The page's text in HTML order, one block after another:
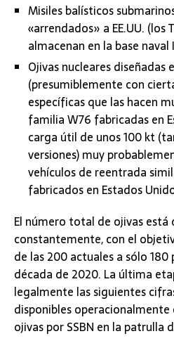
Misiles balísticos
«arrendados» a EE.UU.
almacenan en la base naval
Ojivas nucleares diseñadas
(presumiblemente con
específicas que las hacen
familia W76 fabricadas en
carga útil de unos 100 kt
versiones) muy
vehículos de reentrada
fabricados en Estados
El número total de ojivas está
constantemente, con el
de las 200 actuales a sólo
década de 2020. La última
legalmente las siguientes
disponibles
ojivas por SSBN en la patrulla